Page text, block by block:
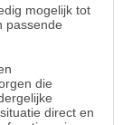
mogelijk tot
passende
die
direct en